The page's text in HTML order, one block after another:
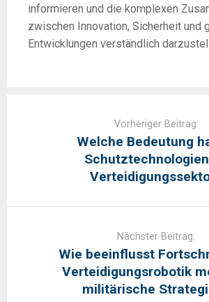
informieren und die komplexen
zwischen Innovation, Sicherheit und
Entwicklungen verständlich
Vorheriger Beitrag:
Welche Bedeutung
Nächster Beitrag:
Wie beeinflusst
Verteidigungsrobotik
militärische